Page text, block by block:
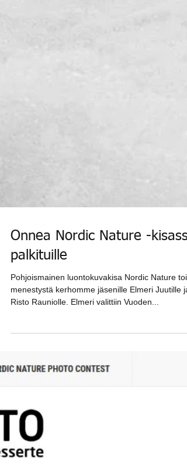
Onnea Nordic Nature -
palkituille
Pohjoismainen luontokuvakisa Nordic Nature toi